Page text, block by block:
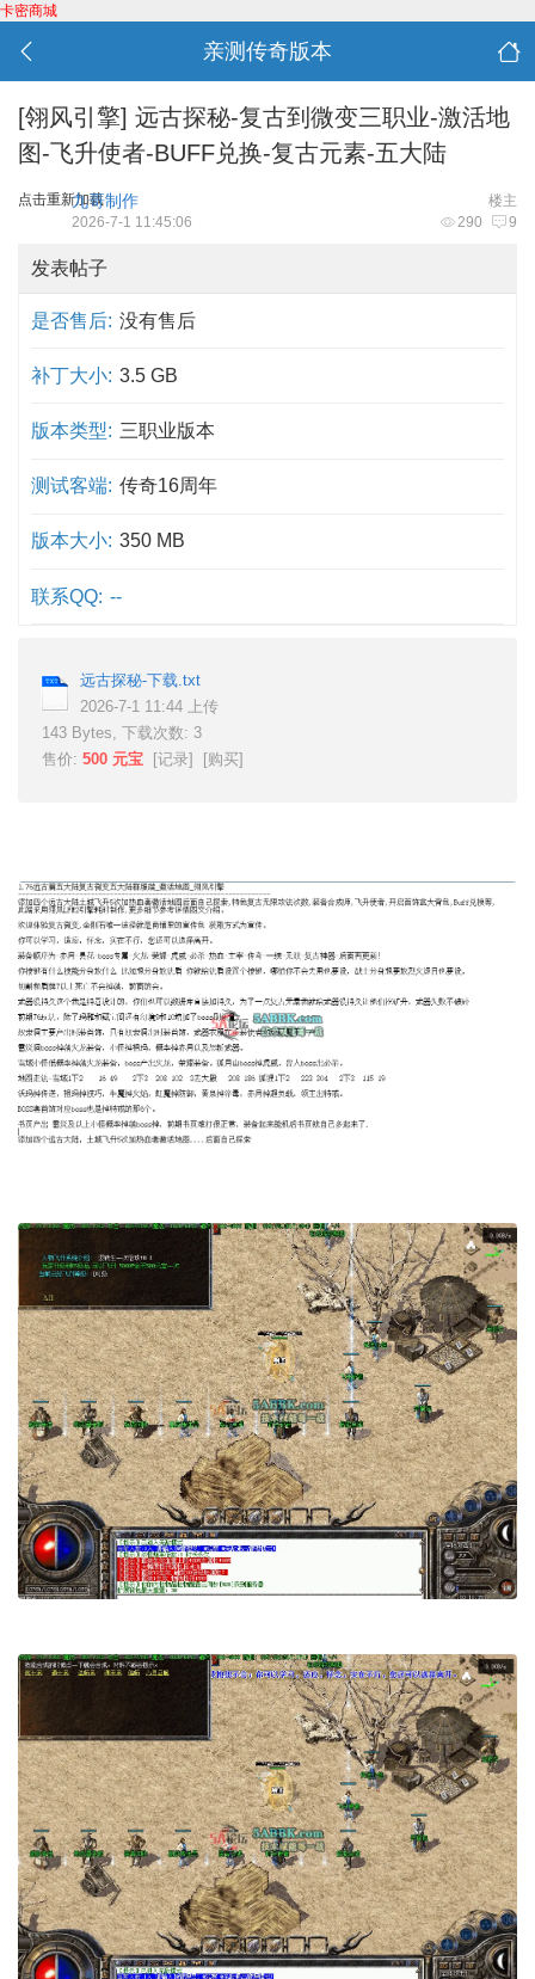
卡密商城
亲测传奇版本
[翎风引擎] 远古探秘-复古到微变三职业-激活地
图-飞升使者-BUFF兑换-复古元素-五大陆
点击重新加载 楼主
九哥制作
290 9
2026-7-1 11:45:06
发表帖子
是否售后: 没有售后
补丁大小: 3.5 GB
版本类型: 三职业版本
测试客端: 传奇16周年
版本大小: 350 MB
联系QQ: --
远古探秘-下载.txt
2026-7-1 11:44 上传
143 Bytes, 下载次数: 3
售价: 500 元宝 [记录] [购买]